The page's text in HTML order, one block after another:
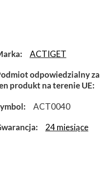
ACTIGET
odpowiedzialny za
produkt na terenie UE
ACT0040
24 miesiące